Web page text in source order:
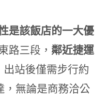
是該飯店的一大優
路三段， 鄰近捷運
出站後僅需步行約
，無論是商務洽公